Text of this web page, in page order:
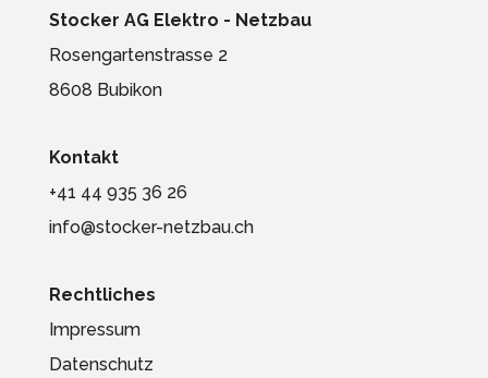
Stocker AG Elektro - Netzbau
Rosengartenstrasse 2
8608 Bubikon
Kontakt
+41 44 935 36 26
info@stocker-netzbau.ch
Rechtliches
Impressum
Datenschutz